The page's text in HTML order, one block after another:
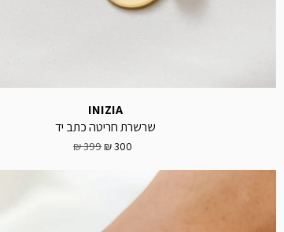
INIZIA
שרשרת חריטה כתב יד
300 ₪
399 ₪